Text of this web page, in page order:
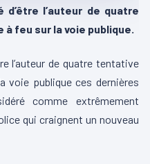
l’auteur de quatre
feu sur la voie publique.
l’auteur de quatre tentative
voie publique ces dernières
comme extrêmement
qui craignent un nouveau